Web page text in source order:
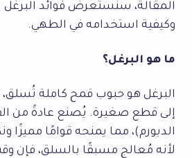
المقالة، سنستعرض فوائد البرغل
وكيفية استخدامه في الطهي.
ما هو البرغل؟
البرغل هو حبوب قمح كاملة
إلى قطع صغيرة. يُصنع عادةً من
الديورم)، مما يمنحه قوامًا مميزًا
لأنه مُعالج مسبقًا بالسلق، فإن